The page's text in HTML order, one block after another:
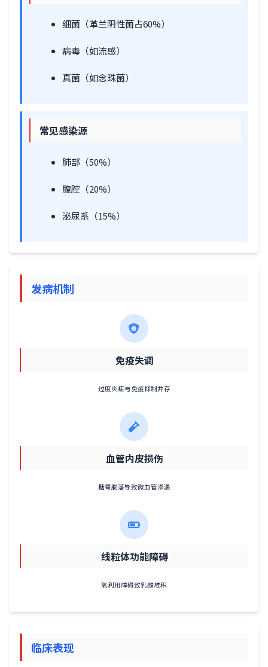
细菌（革兰阴性菌占60%）
病毒（如流感）
真菌（如念珠菌）
常见感染源
肺部（50%）
腹腔（20%）
泌尿系（15%）
发病机制
免疫失调
过度炎症与免疫抑制并存
血管内皮损伤
糖萼脱落导致微血管渗漏
线粒体功能障碍
氧利用障碍致乳酸堆积
临床表现